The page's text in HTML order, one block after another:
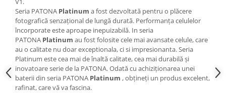
Cablu date
tableta
Telefoane mobile
Casti
Telefoane mobile
Custi aparate foto-video
Seria PATONA Platinum a fost dezvoltată pentru o plăcere
fotografică senzațional de lungă durată. Performanța celulelor
încorporate este aproape inepuizabilă. In seria
PATONA Platinum au fost folosite cele mai avansate celule, care
au o calitate nu doar exceptionala, ci si impresionanta.Seria
Platinum este cea mai de înaltă calitate, cea mai durabilă și
inovatoare serie de la PATONA.Odată cu achiziționarea unei
baterii din seria PATONA Platinum , obțineți un produs excelent,
rafinat, care vă va fascina.